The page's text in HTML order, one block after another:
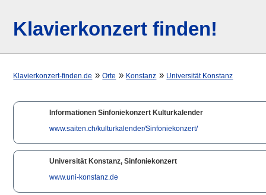
Klavierkonzert finden!
Klavierkonzert-finden.de »Orte » Konstanz » Universität Konstanz
Informationen Sinfoniekonzert Kulturkalender
www.saiten.ch/kulturkalender/Sinfoniekonzert/
Universität Konstanz, Sinfoniekonzert
www.uni-konstanz.de